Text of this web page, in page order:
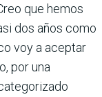
que hemos
dos años como
voy a acep­tar
por una